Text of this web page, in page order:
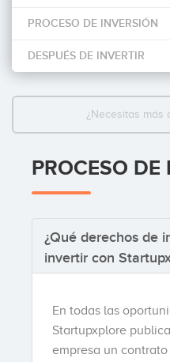
PROCESO DE INVERSIÓN
DESPUÉS DE INVERTIR
¿Necesitas más
PROCESO DE
¿Qué derechos de
invertir con
En todas las
Startupxplore
empresa un